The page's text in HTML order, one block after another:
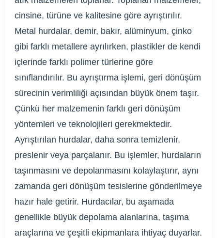
cinsine, türüne ve kalitesine göre ayrıştırılır.
Metal hurdalar, demir, bakır, alüminyum, çinko
gibi farklı metallere ayrılırken, plastikler de kendi
içlerinde farklı polimer türlerine göre
sınıflandırılır. Bu ayrıştırma işlemi, geri dönüşüm
sürecinin verimliliği açısından büyük önem taşır.
Çünkü her malzemenin farklı geri dönüşüm
yöntemleri ve teknolojileri gerekmektedir.
Ayrıştırılan hurdalar, daha sonra temizlenir,
preslenir veya parçalanır. Bu işlemler, hurdaların
taşınmasını ve depolanmasını kolaylaştırır, aynı
zamanda geri dönüşüm tesislerine gönderilmeye
hazır hale getirir. Hurdacılar, bu aşamada
genellikle büyük depolama alanlarına, taşıma
araçlarına ve çeşitli ekipmanlara ihtiyaç duyarlar.